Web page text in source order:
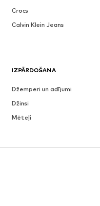
Crocs
Calvin Klein Jeans
IZPĀRDOŠANA
Džemperi un adījumi
Džinsi
Mēteļi
Svārki